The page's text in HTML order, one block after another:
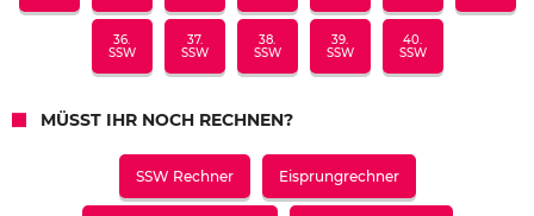
36.
SSW
37.
SSW
38.
SSW
39.
SSW
40.
SSW
MÜSST IHR NOCH RECHNEN?
SSW Rechner Eisprungrechner